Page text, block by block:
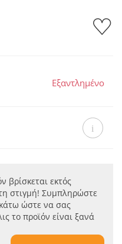
Εξαντλημένο
βρίσκεται εκτός
στιγμή! Συμπληρώστε
ώστε να σας
το προϊόν είναι ξανά